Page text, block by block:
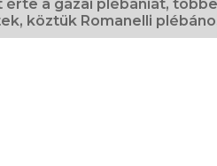
érte a gázai plébániát,
köztük Romanelli